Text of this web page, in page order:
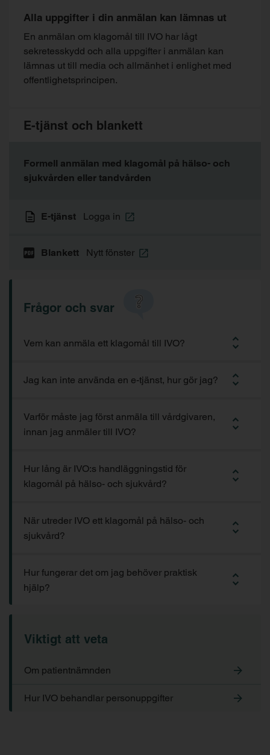
Alla uppgifter i din anmälan kan lämnas ut
En anmälan om klagomål till IVO har lågt
sekretesskydd och alla uppgifter i anmälan kan
lämnas ut till media och allmänhet i enlighet med
offentlighetsprincipen.
E-tjänst och blankett
Formell anmälan med klagomål på hälso- och
sjukvården eller tandvården
E-tjänst Logga in
Blankett Nytt fönster
Frågor och svar
Vem kan anmäla ett klagomål till IVO?
Jag kan inte använda en e-tjänst, hur gör jag?
Varför måste jag först anmäla till vårdgivaren,
innan jag anmäler till IVO?
Hur lång är IVO:s handläggningstid för
klagomål på hälso- och sjukvård?
När utreder IVO ett klagomål på hälso- och
sjukvård?
Hur fungerar det om jag behöver praktisk
hjälp?
Viktigt att veta
Om patientnämnden
Hur IVO behandlar personuppgifter